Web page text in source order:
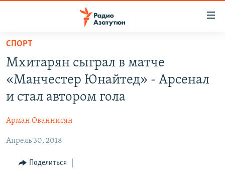
Перейти
основному
содержанию
основной
навигации
Перейти
поиску
НОВОСТИ
ЭКОНОМИКА
РЕГИОН
НАГОРНЫЙ КАРАБАХ
СПОРТ
Мхитарян сыграл в матче
«Манчестер Юнайтед» - Арсенал
и стал автором гола
Арман Ованнисян
Апрель 30, 2018
Поделиться